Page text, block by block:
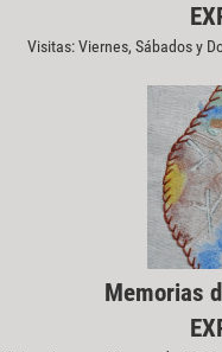
Visitas: Viernes, Sábados y
Memorias